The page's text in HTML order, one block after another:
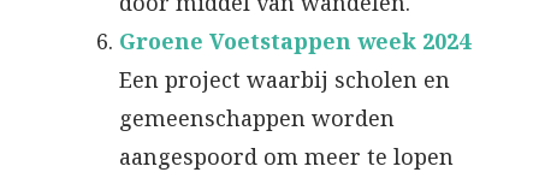
Groene Voetstappen week 2024
Een project waarbij scholen en
gemeenschappen worden
aangespoord om meer te lopen